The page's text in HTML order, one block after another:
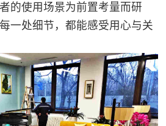
的使用场景为前置考量而研
一处细节，都能感受用心与关